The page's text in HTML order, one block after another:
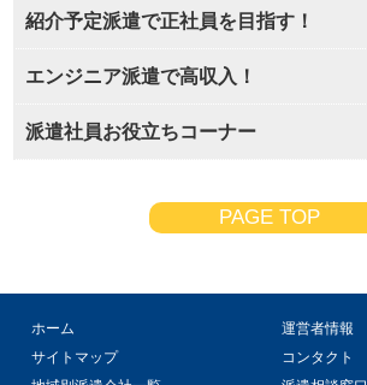
紹介予定派遣で正社員を目指す！
エンジニア派遣で高収入！
派遣社員お役立ちコーナー
PAGE TOP
ホーム
サイトマップ
運営者情報
コンタクト